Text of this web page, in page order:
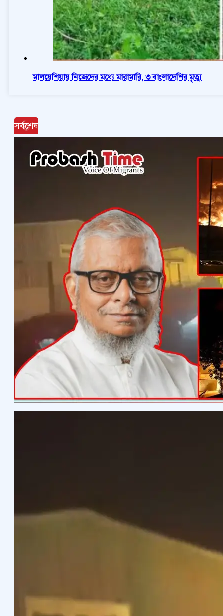
মালয়েশিয়ায় নিজেদের মধ্যে মারামারি, ৩ বাংলাদেশির মৃত্যু
সর্বশেষ